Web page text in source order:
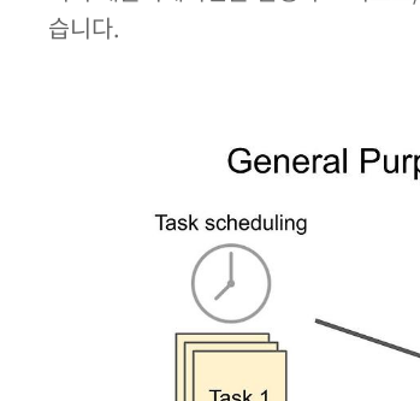
습니다.